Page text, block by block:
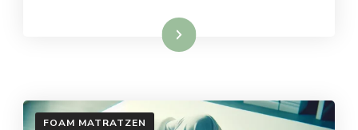
Weiterlesen
FOAM MATRATZEN